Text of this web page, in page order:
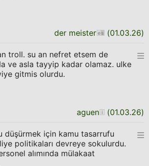
der meister (01.03.26)
troll. su an nefret etsem de
ve asla tayyip kadar olamaz. ulke
gitmis olurdu.
aguen (01.03.26)
düşürmek için kamu tasarrufu
politikaları devreye sokulurdu.
alımında mülakaat